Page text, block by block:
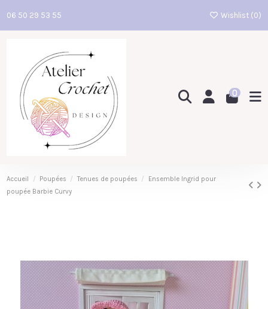
06 50 29 53 55 Wishlist (0)
0
Accueil Poupées Tenues de poupées
Ensemble Ingrid pour
poupée Barbie Curvy